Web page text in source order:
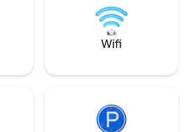
drukte van de
een
om
in een
ervaring
een landelijk
uitzicht op het
geschikt voor
bijeenkomsten
en lange
bij toeristische
restaurants.
Wifi